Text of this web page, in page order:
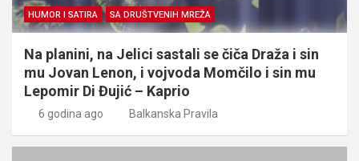
HUMOR I SATIRA SA DRUŠTVENIH MREŽA
Na planini, na Jelici sastali se čiča Draža i sin
mu Jovan Lenon, i vojvoda Momčilo i sin mu
Lepomir Di Đujić – Kaprio
6 godina ago Balkanska Pravila